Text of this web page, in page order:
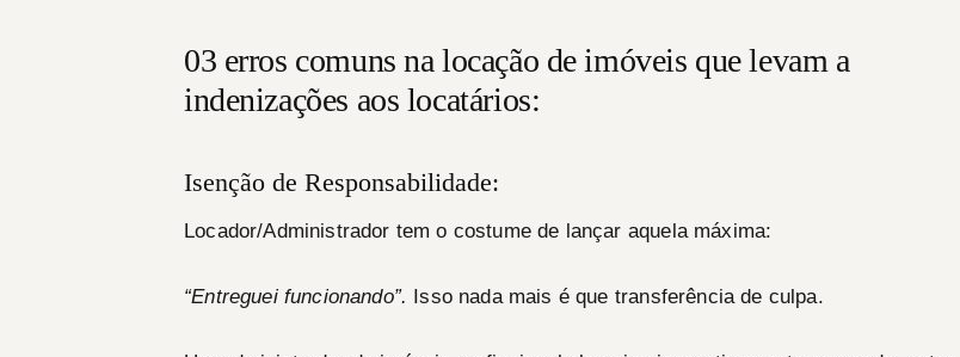
03 erros comuns na locação de imóveis que levam a
indenizações aos locatários:
Isenção de Responsabilidade:
Locador/Administrador tem o costume de lançar aquela máxima:
“Entreguei funcionando”. Isso nada mais é que transferência de culpa.